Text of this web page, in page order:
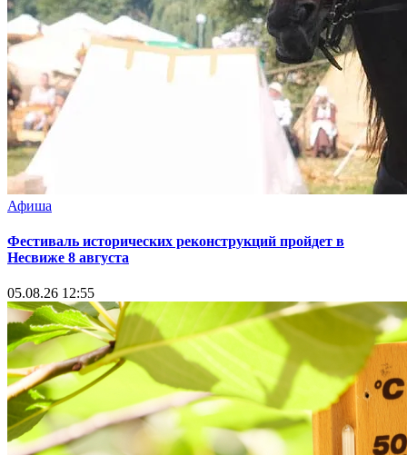
Афиша
Фестиваль исторических реконструкций пройдет в
Несвиже 8 августа
05.08.26 12:55